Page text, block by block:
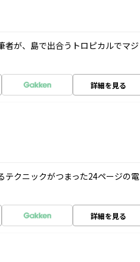
者が、島で出合うトロピカルでマジ
詳細を見る
テクニックがつまった24ページの電
詳細を見る